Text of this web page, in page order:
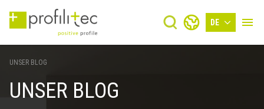
DE
UNSER BLOG
UNSER BLOG